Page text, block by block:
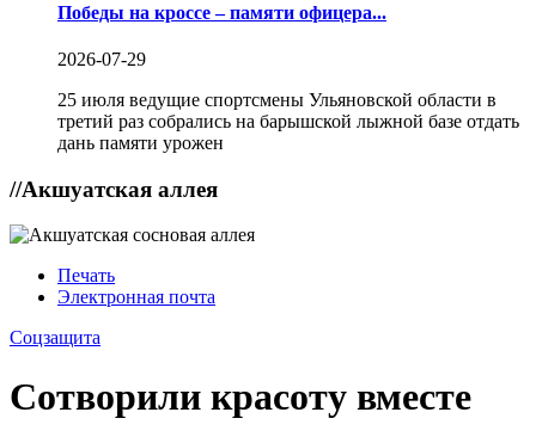
Победы на кроссе – памяти офицера...
2026-07-29
25 июля ведущие спортсмены Ульяновской области в
третий раз собрались на барышской лыжной базе отдать
дань памяти урожен
//Акшуатская аллея
Печать
Электронная почта
Соцзащита
Сотворили красоту вместе